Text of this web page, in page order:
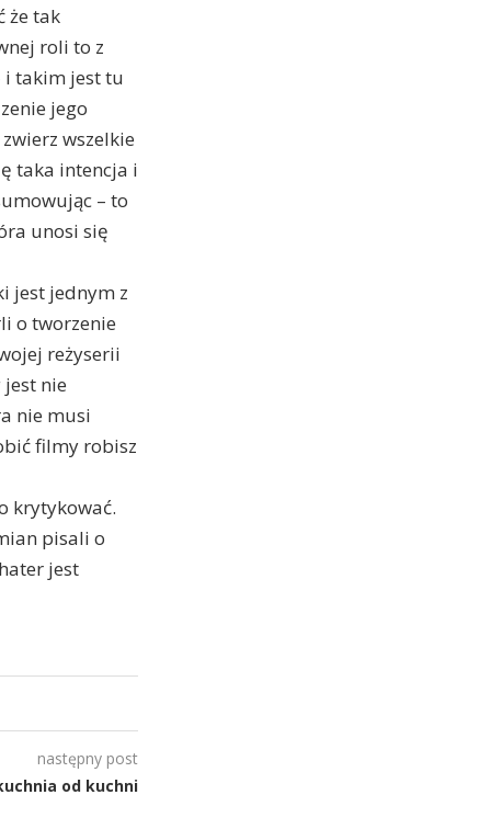
że tak
roli to z
i takim jest tu
jego
wszelkie
taka intencja i
– to
unosi się
jest jednym z
o tworzenie
reżyserii
nie
nie musi
filmy robisz
krytykować.
pisali o
jest
następny post
od kuchni